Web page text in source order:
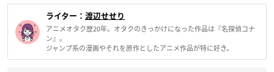
ライター： 渡辺せせり
アニメオタク歴20年。オタクのきっかけになった作品は『名探偵コナ
ン』。
ジャンプ系の漫画やそれを原作としたアニメ作品が特に好き。